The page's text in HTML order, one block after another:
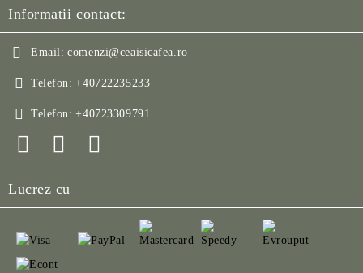
Informatii contact:
Email: comenzi@ceaisicafea.ro
Telefon: +40722235233
Telefon: +40723309791
Lucrez cu